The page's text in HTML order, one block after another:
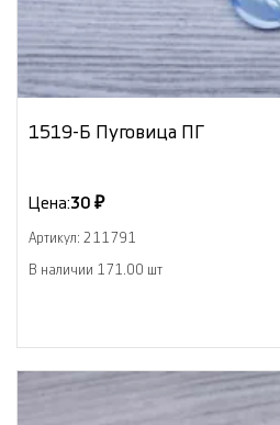
1519-Б Пуговица ПГ
Цена:30 ₽
Артикул: 211791
В наличии 171.00 шт